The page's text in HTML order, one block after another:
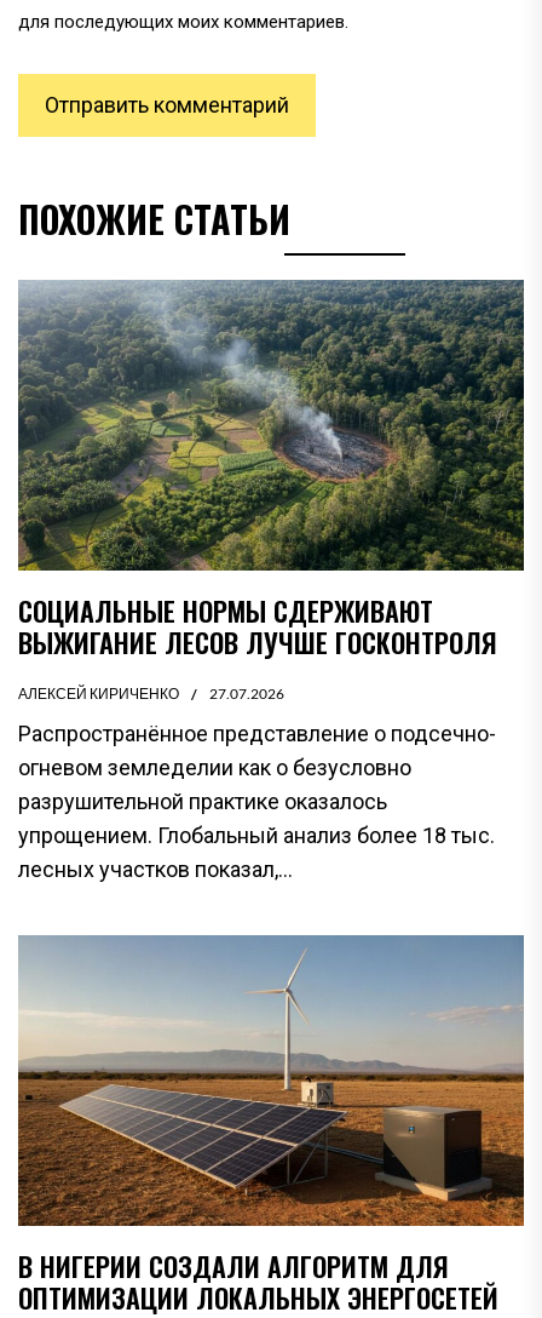
для последующих моих комментариев.
ПОХОЖИЕ СТАТЬИ
СОЦИАЛЬНЫЕ НОРМЫ СДЕРЖИВАЮТ
ВЫЖИГАНИЕ ЛЕСОВ ЛУЧШЕ ГОСКОНТРОЛЯ
АЛЕКСЕЙ КИРИЧЕНКО 27.07.2026
Распространённое представление о подсечно-
огневом земледелии как о безусловно
разрушительной практике оказалось
упрощением. Глобальный анализ более 18 тыс.
лесных участков показал,...
В НИГЕРИИ СОЗДАЛИ АЛГОРИТМ ДЛЯ
ОПТИМИЗАЦИИ ЛОКАЛЬНЫХ ЭНЕРГОСЕТЕЙ